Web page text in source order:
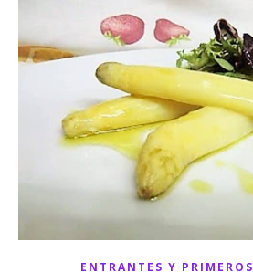
ENTRANTES Y PRIMEROS